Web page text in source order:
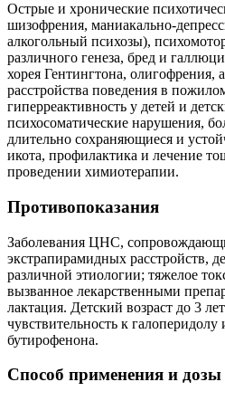
Острые и хронические
шизофрения, маниакально-
алкогольный психозы),
различного генеза, бред и
хорея Гентингтона, олигофрения,
расстройства поведения в
гиперреактивность у детей и
психосоматические нарушения,
длительно сохраняющиеся и
икота, профилактика и лечение
проведении химиотерапии.
Противопоказания
Заболевания ЦНС,
экстрапирамидных расстройств,
различной этиологии; тяжелое
вызванное лекарственными
лактация. Детский возраст до 3
чувствительность к
бутирофенона.
Способ применения и дозы